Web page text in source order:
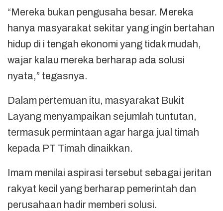
“Mereka bukan pengusaha besar. Mereka
hanya masyarakat sekitar yang ingin bertahan
hidup di i tengah ekonomi yang tidak mudah,
wajar kalau mereka berharap ada solusi
nyata,” tegasnya.
Dalam pertemuan itu, masyarakat Bukit
Layang menyampaikan sejumlah tuntutan,
termasuk permintaan agar harga jual timah
kepada PT Timah dinaikkan.
Imam menilai aspirasi tersebut sebagai jeritan
rakyat kecil yang berharap pemerintah dan
perusahaan hadir memberi solusi.